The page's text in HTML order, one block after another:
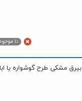
بیرق مشکی طرح گوشواره یا